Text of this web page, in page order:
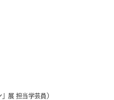
展 担当学芸員）